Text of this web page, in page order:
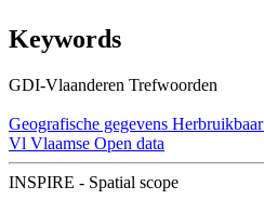
Keywords
GDI-Vlaanderen Trefwoorden
Geografische gegevens Herbruikbaar
Vl Vlaamse Open data
INSPIRE - Spatial scope